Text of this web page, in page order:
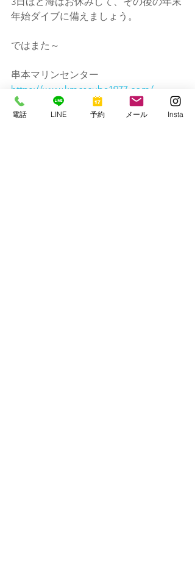
年始ダイブに備えましょう。
ではまた～
串本マリンセンター
https://www.kmcscuba1977.com/
電話 LINE 予約 メール Insta